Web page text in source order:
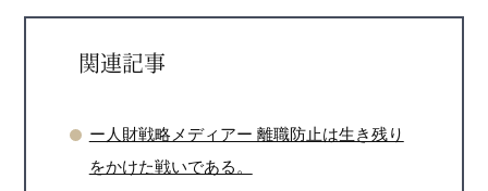
関連記事
ー人財戦略メディアー 離職防止は生き残り
をかけた戦いである。